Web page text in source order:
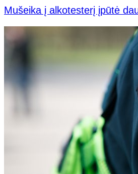
Mušeika į alkotesterį įpūtė